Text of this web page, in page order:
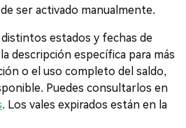
ser activado manualmente.
estados y fechas de
descripción específica para más
o el uso completo del saldo,
Puedes consultarlos en
. Los vales expirados están en la